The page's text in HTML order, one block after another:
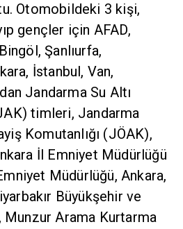
Otomobildeki 3 kişi,
gençler için AFAD,
Şanlıurfa,
İstanbul, Van,
Jandarma Su Altı
timleri, Jandarma
Komutanlığı (JÖAK),
İl Emniyet Müdürlüğü
Müdürlüğü, Ankara,
Büyükşehir ve
Arama Kurtarma